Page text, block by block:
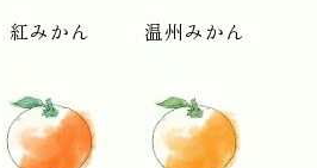
紅みかん 温州みかん